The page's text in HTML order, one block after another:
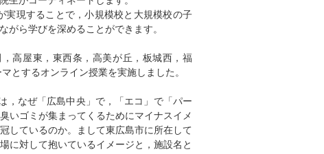
実現することで，小規模校と大規模校の子
がら学びを深めることができます。
高屋東，東西条，高美が丘，板城西，福
とするオンライン授業を実施しました。
，なぜ「広島中央」で，「エコ」で「パー
いゴミが集まってくるためにマイナスイメ
しているのか。まして東広島市に所在して
に対して抱いているイメージと，施設名と